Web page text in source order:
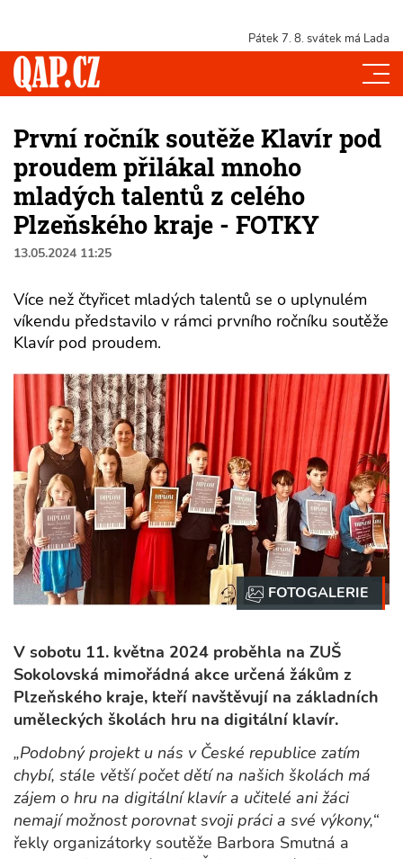
Pátek 7. 8. svátek má Lada
První ročník soutěže Klavír pod
proudem přilákal mnoho
mladých talentů z celého
Plzeňského kraje - FOTKY
13.05.2024 11:25
Více než čtyřicet mladých talentů se o uplynulém
víkendu představilo v rámci prvního ročníku soutěže
Klavír pod proudem.
V sobotu 11. května 2024 proběhla na ZUŠ
Sokolovská mimořádná akce určená žákům z
Plzeňského kraje, kteří navštěvují na základních
uměleckých školách hru na digitální klavír.
„Podobný projekt u nás v České republice zatím
chybí, stále větší počet dětí na našich školách má
zájem o hru na digitální klavír a učitelé ani žáci
nemají možnost porovnat svoji práci a své výkony,“
řekly organizátorky soutěže Barbora Smutná a